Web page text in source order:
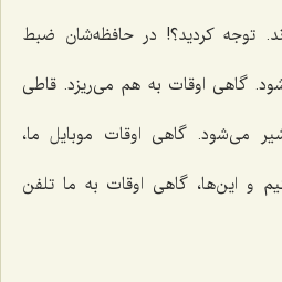
توجه كردید؟! در حافظه‌شان ضبط
گاهی اوقات به هم می‌ریزد. قاطی
می‌شود. گاهی اوقات موبایل ما،
و این‌ها، گاهی اوقات به ما تلفن